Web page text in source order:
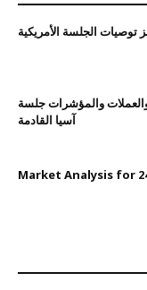
توصيات الجلسة الأمريكية
والمؤشرات جلسة
آسيا القادمة
Market Analysis for